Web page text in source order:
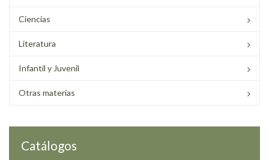
Ciencias
Literatura
Infantil y Juvenil
Otras materias
Catálogos